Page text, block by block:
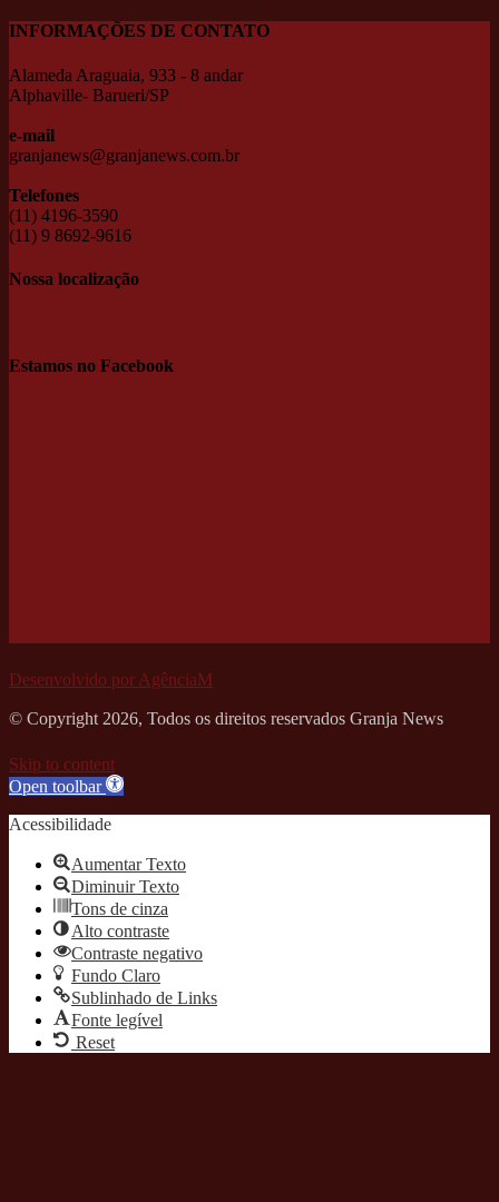
INFORMAÇÕES DE CONTATO
Alameda Araguaia, 933 - 8 andar
Alphaville- Barueri/SP
e-mail
granjanews@granjanews.com.br
Telefones
(11) 4196-3590
(11) 9 8692-9616
Nossa localização
Estamos no Facebook
Desenvolvido por AgênciaM
© Copyright 2026, Todos os direitos reservados Granja News
Skip to content
Open toolbar
Acessibilidade
Aumentar Texto
Diminuir Texto
Tons de cinza
Alto contraste
Contraste negativo
Fundo Claro
Sublinhado de Links
Fonte legível
Reset